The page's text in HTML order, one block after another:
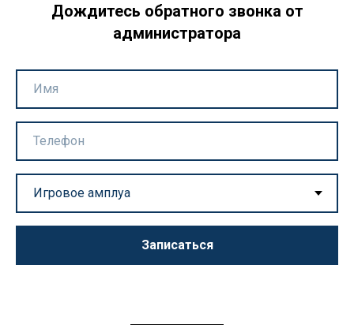
Дождитесь обратного звонка от
администратора
Записаться